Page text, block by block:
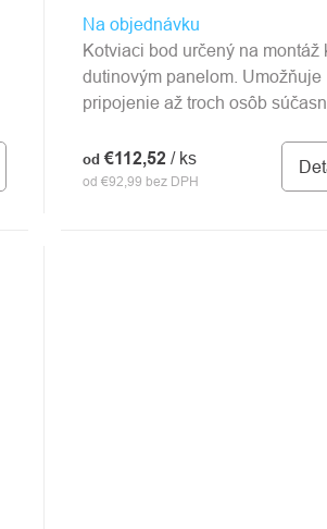
Na objednávku
od €92,99 bez DPH
od €112,52 / ks
Kotviaci bod určený na montáž
dutinovým panelom. Umožňuje
pripojenie až troch osôb